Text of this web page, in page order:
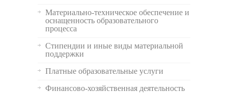
Материально-техническое обеспечение и
оснащенность образовательного
процесса
Стипендии и иные виды материальной
поддержки
Платные образовательные услуги
Финансово-хозяйственная деятельность